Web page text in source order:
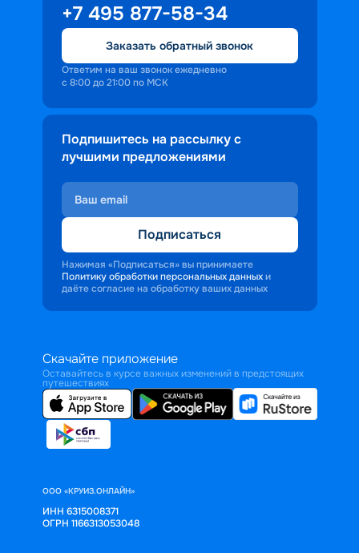
+7 495 877-58-34
Заказать обратный звонок
Ответим на ваш звонок ежедневно
с 8:00 до 21:00 по МСК
Подпишитесь на рассылку с
лучшими предложениями
Подписаться
Нажимая «Подписаться» вы принимаете
Политику обработки персональных данных и
даёте согласие на обработку ваших данных
Скачайте приложение
Оставайтесь в курсе важных изменений в предстоящих
путешествиях
ООО «КРУИЗ.ОНЛАЙН»
ИНН 6315008371
ОГРН 1166313053048